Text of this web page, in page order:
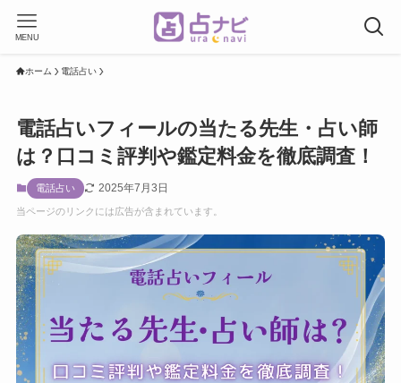
MENU
ホーム 電話占い
電話占いフィールの当たる先生・占い師
は？口コミ評判や鑑定料金を徹底調査！
電話占い 2025年7月3日
当ページのリンクには広告が含まれています。